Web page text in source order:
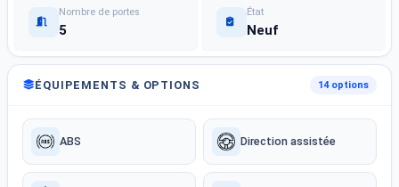
Nombre de portes
5
État
Neuf
ÉQUIPEMENTS & OPTIONS 14 options
ABS Direction assistée